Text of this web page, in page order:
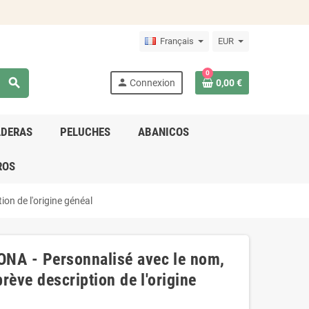
Français EUR
search person Connexion
0
0,00 €
PELUCHES ABANICOS
de l'origine généal
- Personnalisé avec le nom,
description de l'origine